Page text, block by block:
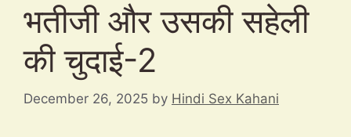
भतीजी और उसकी सहेली
की चुदाई-2
December 26, 2025 by Hindi Sex Kahani